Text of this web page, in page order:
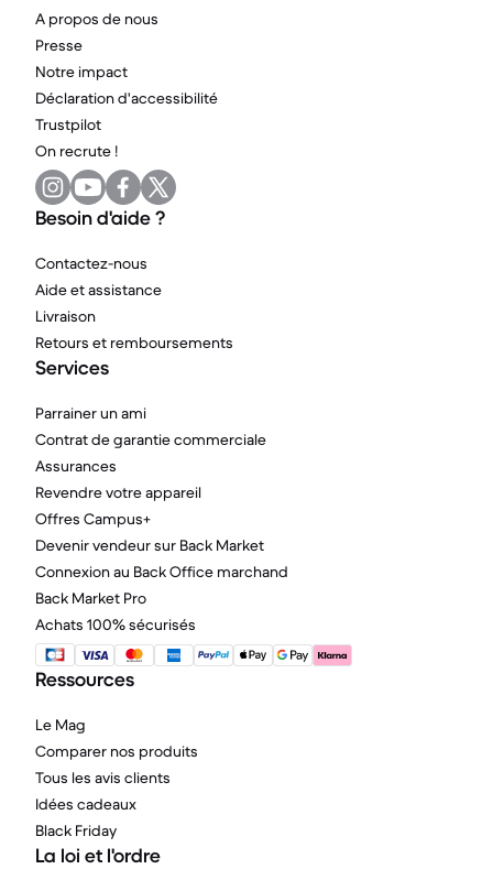
A propos de nous
Presse
Notre impact
Déclaration d'accessibilité
Trustpilot
On recrute !
Besoin d'aide ?
Contactez-nous
Aide et assistance
Livraison
Retours et remboursements
Services
Parrainer un ami
Contrat de garantie commerciale
Assurances
Revendre votre appareil
Offres Campus+
Devenir vendeur sur Back Market
Connexion au Back Office marchand
Back Market Pro
Achats 100% sécurisés
Ressources
Le Mag
Comparer nos produits
Tous les avis clients
Idées cadeaux
Black Friday
La loi et l'ordre